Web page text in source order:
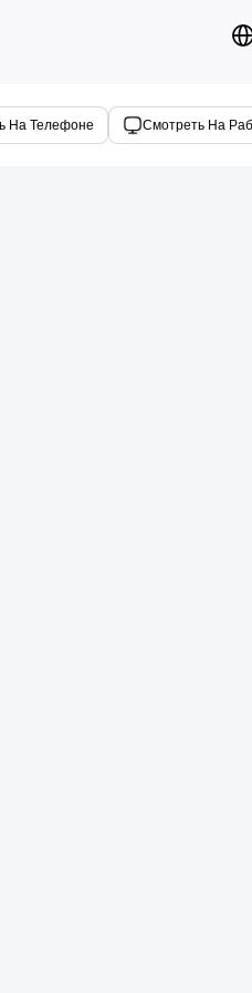
На Телефоне Смотреть На